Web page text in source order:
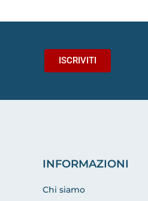
ISCRIVITI
INFORMAZIONI
Chi siamo